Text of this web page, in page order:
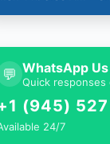
💬 WhatsApp Us
Quick responses
(945)
24/7